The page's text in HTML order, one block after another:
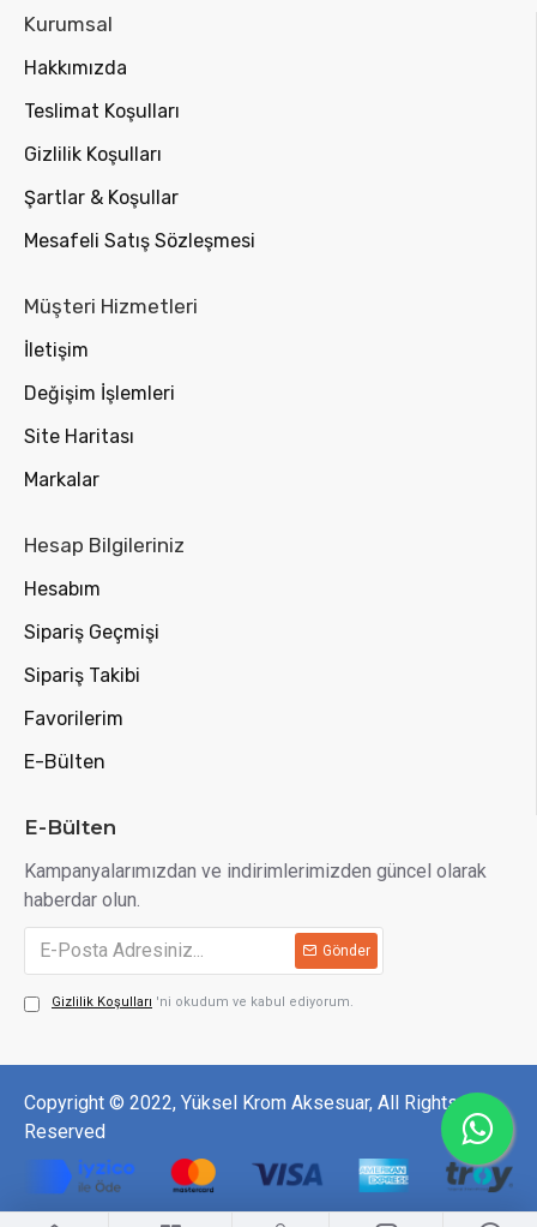
Kurumsal
Hakkımızda
Teslimat Koşulları
Gizlilik Koşulları
Şartlar & Koşullar
Mesafeli Satış Sözleşmesi
Müşteri Hizmetleri
İletişim
Değişim İşlemleri
Site Haritası
Markalar
Hesap Bilgileriniz
Hesabım
Sipariş Geçmişi
Sipariş Takibi
Favorilerim
E-Bülten
E-Bülten
Kampanyalarımızdan ve indirimlerimizden güncel olarak
haberdar olun.
Gönder
Gizlilik Koşulları 'ni okudum ve kabul ediyorum.
Copyright © 2022, Yüksel Krom Aksesuar, All Rights
Reserved